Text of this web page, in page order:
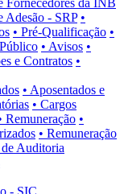
Fornecedores da INB
Adesão - SRP •
• Pré-Qualificação •
• Avisos •
e Contratos •
• Aposentados e
• Cargos
Remuneração •
• Remuneração
Auditoria
- SIC